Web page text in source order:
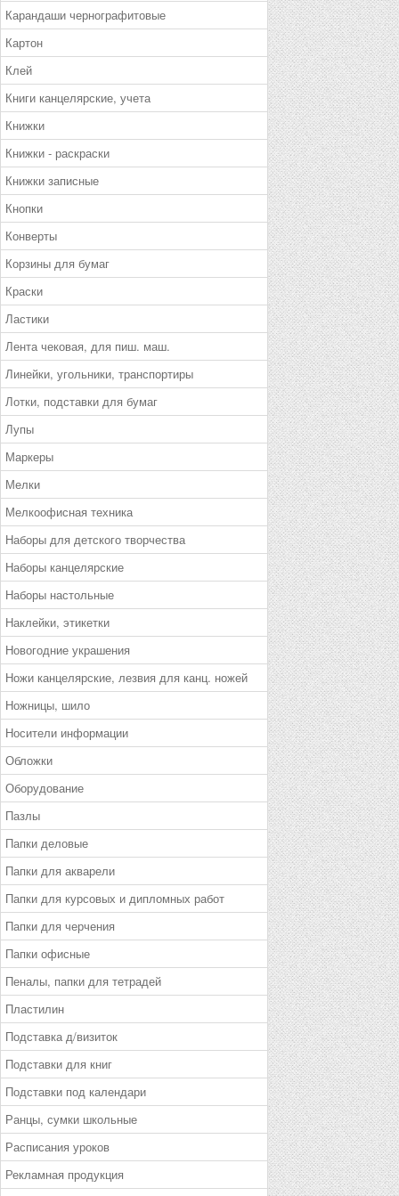
Карандаши чернографитовые
Картон
Клей
Книги канцелярские, учета
Книжки
Книжки - раскраски
Книжки записные
Кнопки
Конверты
Корзины для бумаг
Краски
Ластики
Лента чековая, для пиш. маш.
Линейки, угольники, транспортиры
Лотки, подставки для бумаг
Лупы
Маркеры
Мелки
Мелкоофисная техника
Наборы для детского творчества
Наборы канцелярские
Наборы настольные
Наклейки, этикетки
Новогодние украшения
Ножи канцелярские, лезвия для канц. ножей
Ножницы, шило
Носители информации
Обложки
Оборудование
Пазлы
Папки деловые
Папки для акварели
Папки для курсовых и дипломных работ
Папки для черчения
Папки офисные
Пеналы, папки для тетрадей
Пластилин
Подставка д/визиток
Подставки для книг
Подставки под календари
Ранцы, сумки школьные
Расписания уроков
Рекламная продукция